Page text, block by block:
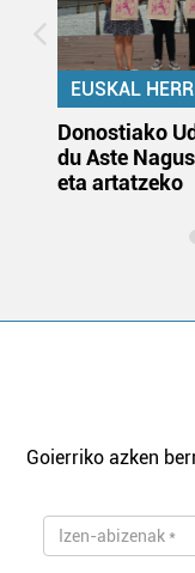
EUSKAL
Donostiako
du Aste
eta artatzeko
Goierriko azken